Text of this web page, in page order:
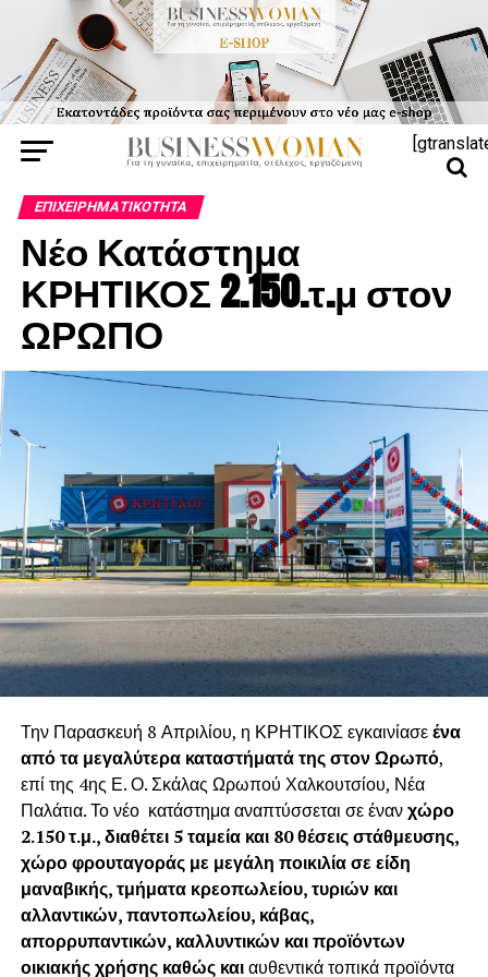
ΕΠΙΧΕΙΡΗΜΑΤΙΚΌΤΗΤΑ
Νέο Κατάστημα
ΚΡΗΤΙΚΟΣ 2.150.τ.μ στον
ΩΡΩΠΟ
Την Παρασκευή 8 Απριλίου, η ΚΡΗΤΙΚΟΣ εγκαινίασεένα
από τα μεγαλύτερα καταστήματά της στον Ωρωπό,
επί της 4ης Ε. Ο. Σκάλας Ωρωπού Χαλκουτσίου, Νέα
Παλάτια. Το νέο κατάστημα αναπτύσσεται σε ένανχώρο
2.150 τ.μ., διαθέτει 5 ταμεία και 80 θέσεις στάθμευσης,
χώρο φρουταγοράς με μεγάλη ποικιλία σε είδη
μαναβικής, τμήματα κρεοπωλείου, τυριών και
αλλαντικών, παντοπωλείου, κάβας,
απορρυπαντικών, καλλυντικών και προϊόντων
οικιακής χρήσης καθώς καιαυθεντικά τοπικά προϊόντα